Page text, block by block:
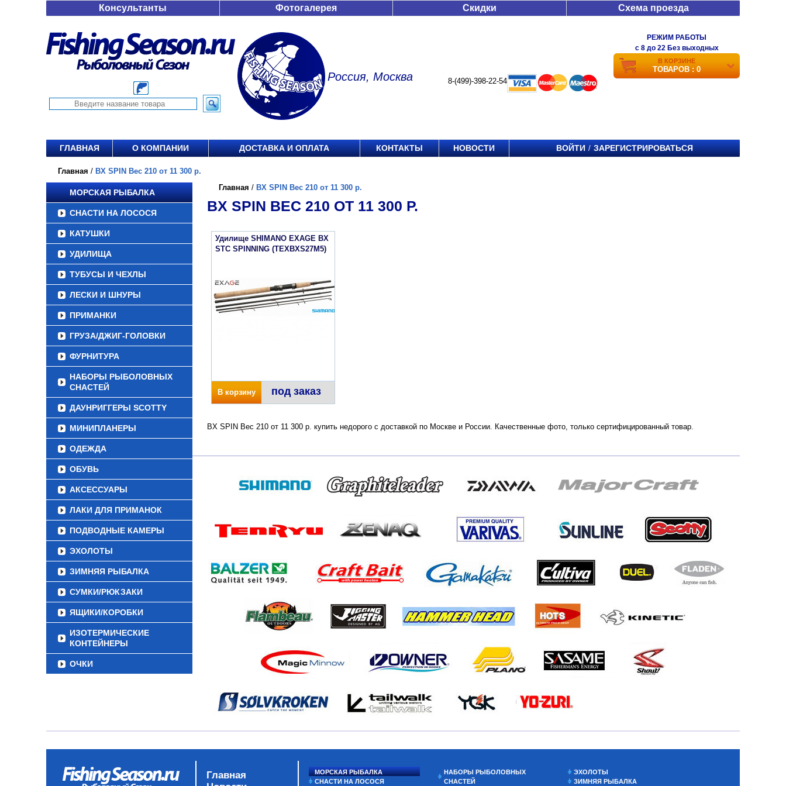
Консультанты Фотогалерея Скидки Схема проезда
Россия, Москва 8-(499)-398-22-54
РЕЖИМ РАБОТЫ
c 8 до 22 Без выходных
В КОРЗИНЕ
ТОВАРОВ : 0
ГЛАВНАЯ О КОМПАНИИ ДОСТАВКА И ОПЛАТА КОНТАКТЫ НОВОСТИ ВОЙТИ / ЗАРЕГИСТРИРОВАТЬСЯ
Главная / BX SPIN Вес 210 от 11 300 р.
МОРСКАЯ РЫБАЛКА
СНАСТИ НА ЛОСОСЯ
КАТУШКИ
УДИЛИЩА
ТУБУСЫ И ЧЕХЛЫ
ЛЕСКИ И ШНУРЫ
ПРИМАНКИ
ГРУЗА/ДЖИГ-ГОЛОВКИ
ФУРНИТУРА
НАБОРЫ РЫБОЛОВНЫХ
СНАСТЕЙ
ДАУНРИГГЕРЫ SCOTTY
МИНИПЛАНЕРЫ
ОДЕЖДА
ОБУВЬ
АКСЕССУАРЫ
ЛАКИ ДЛЯ ПРИМАНОК
ПОДВОДНЫЕ КАМЕРЫ
ЭХОЛОТЫ
ЗИМНЯЯ РЫБАЛКА
СУМКИ/РЮКЗАКИ
ЯЩИКИ/КОРОБКИ
ИЗОТЕРМИЧЕСКИЕ
КОНТЕЙНЕРЫ
ОЧКИ
Главная / BX SPIN Вес 210 от 11 300 р.
BX SPIN ВЕС 210 ОТ 11 300 Р.
Удилище SHIMANO EXAGE BX
STC SPINNING (TEXBXS27M5)
В корзину под заказ
BX SPIN Вес 210 от 11 300 р. купить недорого с доставкой по Москве и России. Качественные фото, только сертифицированный товар.
Главная
МОРСКАЯ РЫБАЛКА
СНАСТИ НА ЛОСОСЯ
НАБОРЫ РЫБОЛОВНЫХ
СНАСТЕЙ
ЭХОЛОТЫ
ЗИМНЯЯ РЫБАЛКА